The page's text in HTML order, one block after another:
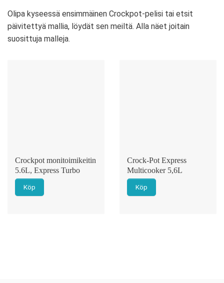
Olipa kyseessä ensimmäinen Crockpot-pelisi tai etsit
päivitettyä mallia, löydät sen meiltä. Alla näet joitain
suosittuja malleja.
Crockpot monitoimikeitin
5.6L, Express Turbo
Köp
Crock-Pot Express
Multicooker 5,6L
Köp